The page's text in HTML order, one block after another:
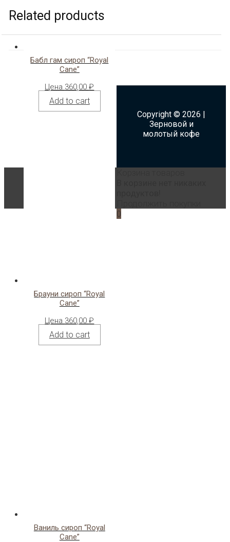
Related products
Бабл гам сироп “Royal
Cane”
Цена 360,00₽
Add to cart
Брауни сироп “Royal
Cane”
Цена 360,00₽
Add to cart
Ваниль сироп “Royal
Cane”
Copyright © 2026 |
Зерновой и
молотый кофе
0